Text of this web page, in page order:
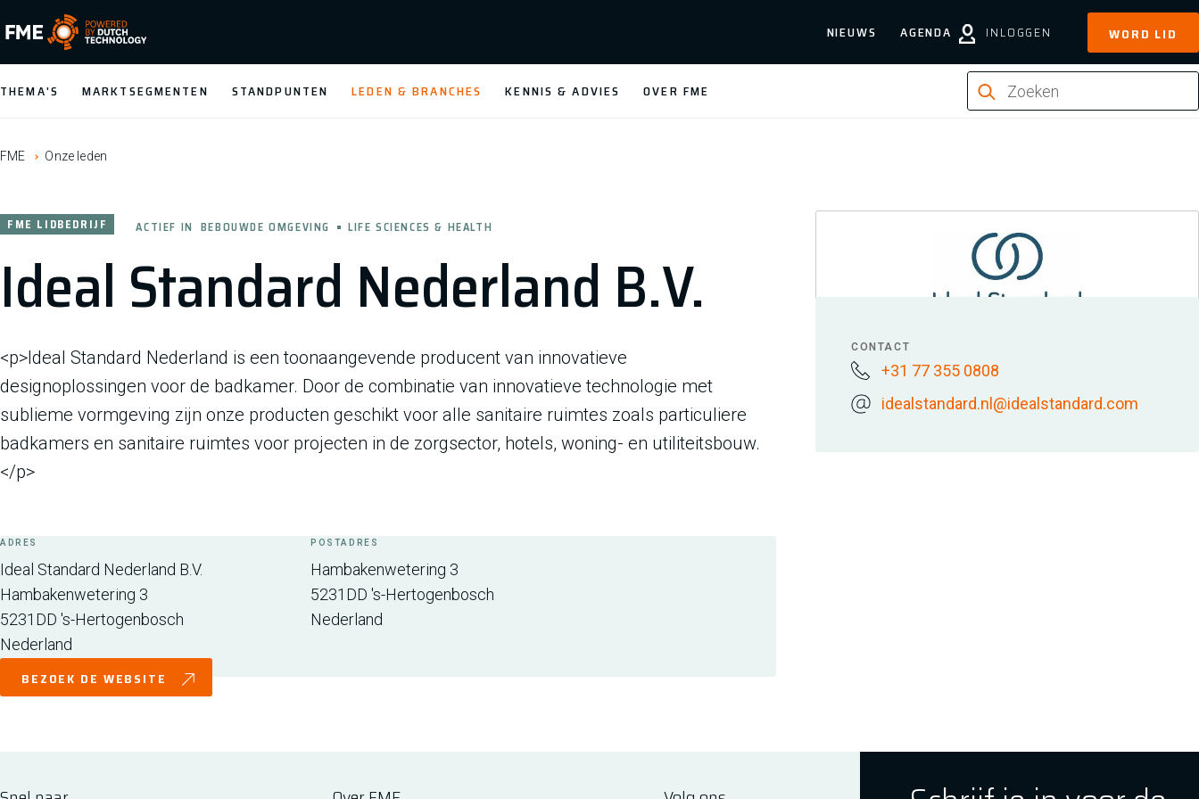
FME Logo, to the homepage
NIEUWS AGENDA INLOGGEN WORD LID
THEMA'S MARKTSEGMENTEN STANDPUNTEN LEDEN & BRANCHES KENNIS & ADVIES OVER FME
FME Onze leden
Ideal Standard Nederland B.V.
FME LIDBEDRIJF ACTIEF IN BEBOUWDE OMGEVING LIFE SCIENCES & HEALTH
<p>Ideal Standard Nederland is een toonaangevende producent van innovatieve
designoplossingen voor de badkamer. Door de combinatie van innovatieve technologie met
sublieme vormgeving zijn onze producten geschikt voor alle sanitaire ruimtes zoals particuliere
badkamers en sanitaire ruimtes voor projecten in de zorgsector, hotels, woning- en utiliteitsbouw.
</p>
ADRES
Ideal Standard Nederland B.V.
Hambakenwetering 3
5231DD 's-Hertogenbosch
Nederland
POSTADRES
Hambakenwetering 3
5231DD 's-Hertogenbosch
Nederland
BEZOEK DE WEBSITE
CONTACT
+31 77 355 0808
idealstandard.nl@idealstandard.com